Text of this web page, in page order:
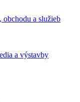
obchodu a služieb
a výstavby